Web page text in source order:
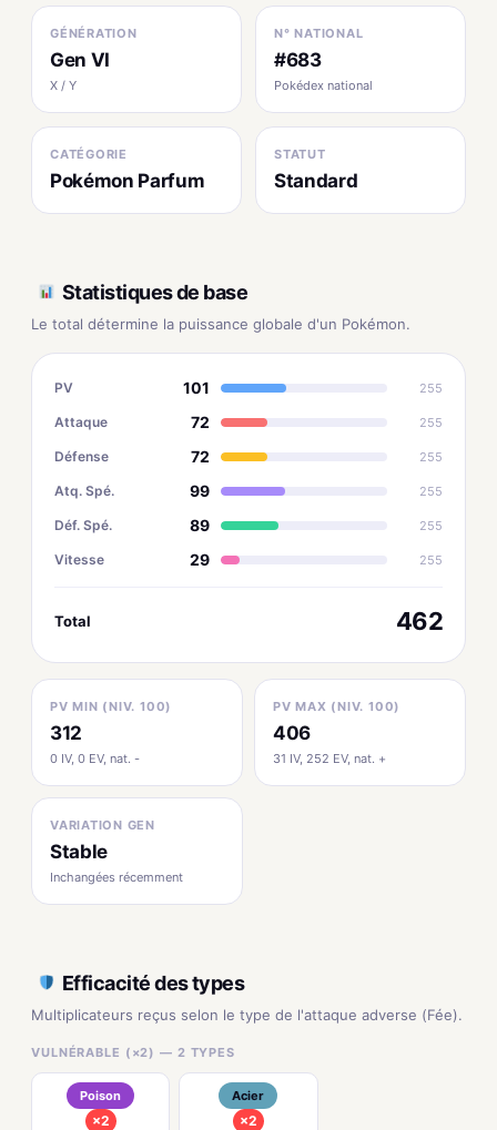
GÉNÉRATION
Gen VI
X / Y
N° NATIONAL
#683
Pokédex national
CATÉGORIE
Pokémon Parfum
STATUT
Standard
Statistiques de base
Le total détermine la puissance globale d'un Pokémon.
PV 101 255
Attaque 72 255
Défense 72 255
Atq. Spé. 99 255
Déf. Spé. 89 255
Vitesse 29 255
Total 462
PV MIN (NIV. 100)
312
0 IV, 0 EV, nat. -
PV MAX (NIV. 100)
406
31 IV, 252 EV, nat. +
VARIATION GEN
Stable
Inchangées récemment
Efficacité des types
Multiplicateurs reçus selon le type de l'attaque adverse (Fée).
VULNÉRABLE (×2) — 2 TYPES
Poison
×2
Acier
×2